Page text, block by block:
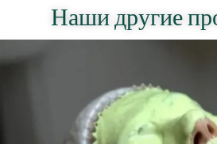
Наши другие